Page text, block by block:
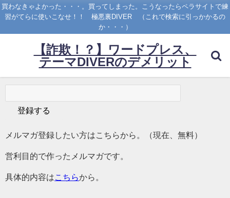
買わなきゃよかった・・・。買ってしまった。こうなったらペラサイトで練
習がてらに使いこなせ！！ 極悪裏DIVER （これで検索に引っかかるの
か・・・）
【詐欺！？】ワードプレス、
テーマDIVERのデメリット
メルマガ登録したい方はこちらから。（現在、無料）
営利目的で作ったメルマガです。
具体的内容は こちらから。